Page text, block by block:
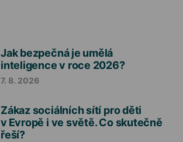
Jak bezpečná je umělá
inteligence v roce 2026?
7. 8. 2026
Zákaz sociálních sítí pro děti
v Evropě i ve světě. Co skutečně
řeší?